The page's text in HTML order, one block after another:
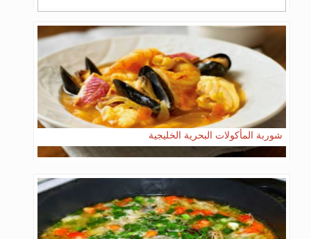
شوربة المأكولات البحرية الخليجية